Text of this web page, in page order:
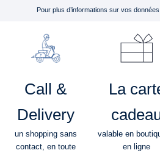
Pour plus d’informations sur vos
Call &
Delivery
un shopping sans
contact, en toute
La
valable en
en ligne